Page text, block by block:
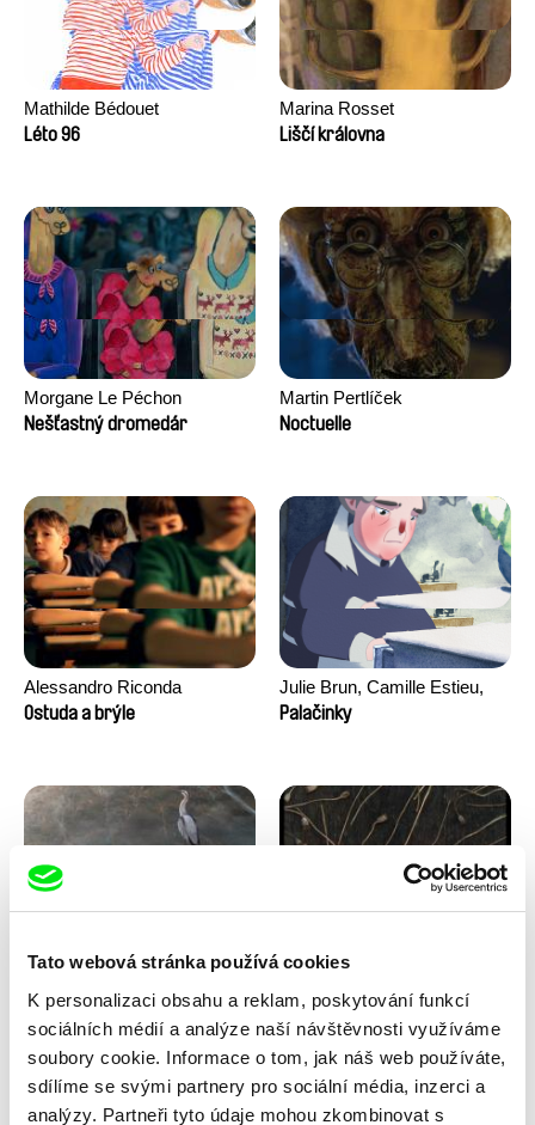
Tato webová stránka používá cookies
K personalizaci obsahu a reklam, poskytování funkcí
sociálních médií a analýze naší návštěvnosti využíváme
soubory cookie. Informace o tom, jak náš web používáte,
sdílíme se svými partnery pro sociální média, inzerci a
analýzy. Partneři tyto údaje mohou zkombinovat s
Mathilde Bédouet
Léto 96
Marina Rosset
Liščí královna
Morgane Le Péchon
Nešťastný dromedár
Martin Pertlíček
Noctuelle
Alessandro Riconda
Ostuda a brýle
Julie Brun, Camille Estieu,
Jiamin Peng
Palačinky
Berrahma, Flore Dupont,
Laurie Estampes, Quentin
Nory, Hugo Potin
Pod ledem
(Přibylová)
Pohádka z cukřenky